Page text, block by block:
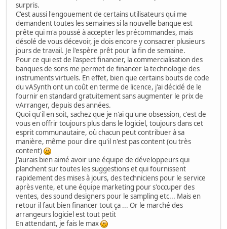
surpris.
C'est aussi l'engouement de certains utilisateurs qui me
demandent toutes les semaines si la nouvelle banque est
prête qui m'a poussé à accepter les précommandes, mais
désolé de vous décevoir, je dois encore y consacrer plusieurs
jours de travail. Je l'espère prêt pour la fin de semaine.
Pour ce qui est de l'aspect financier, la commercialisation des
banques de sons me permet de financer la technologie des
instruments virtuels. En effet, bien que certains bouts de code
du vASynth ont un coût en terme de licence, j'ai décidé de le
fournir en standard gratuitement sans augmenter le prix de
vArranger, depuis des années.
Quoi qu'il en soit, sachez que je n'ai qu'une obsession, c'est de
vous en offrir toujours plus dans le logiciel, toujours dans cet
esprit communautaire, où chacun peut contribuer à sa
manière, même pour dire qu'il n'est pas content (ou très
content)
J'aurais bien aimé avoir une équipe de développeurs qui
planchent sur toutes les suggestions et qui fournissent
rapidement des mises à jours, des techniciens pour le service
après vente, et une équipe marketing pour s'occuper des
ventes, des sound designers pour le sampling etc... Mais en
retour il faut bien financer tout ça ... Or le marché des
arrangeurs logiciel est tout petit
En attendant, je fais le max